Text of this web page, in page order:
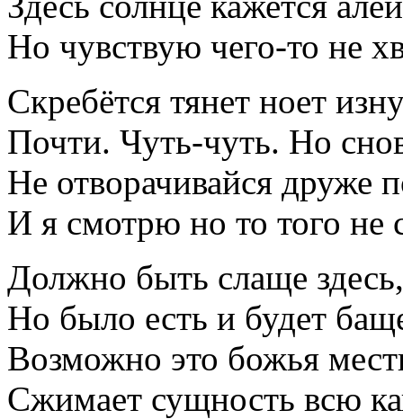
Но чувствую чего-то не
Скребётся тянет ноет
Почти. Чуть-чуть. Но
Не отворачивайся друже
И я смотрю но то того не
Должно быть слаще здесь,
Но было есть и будет
Возможно это божья
Сжимает сущность всю